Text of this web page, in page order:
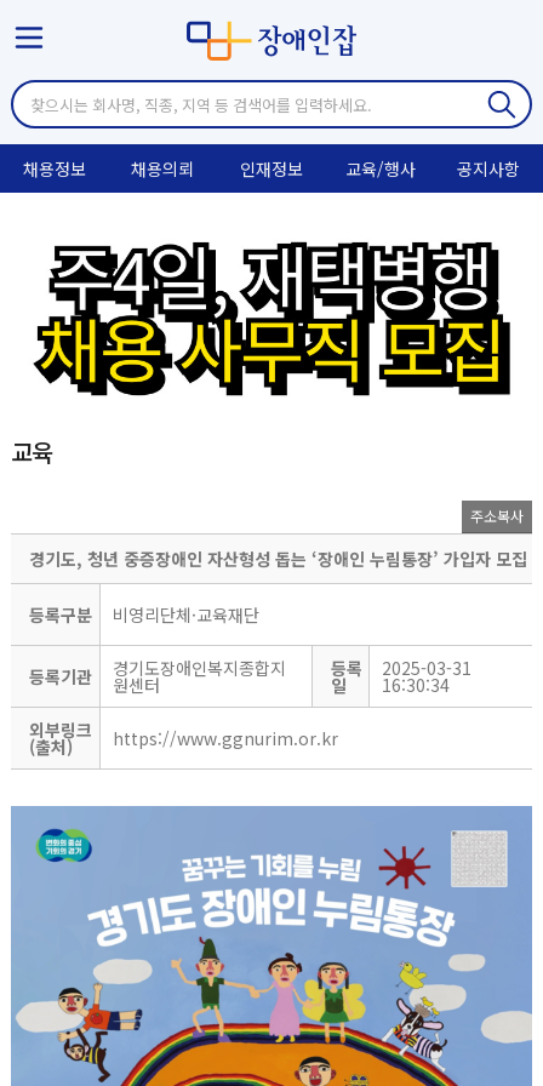
채용정보 채용의뢰 인재정보 교육/행사 공지사항
교육
주소복사
경기도, 청년 중증장애인 자산형성 돕는 ‘장애인 누림통장’ 가입자 모집
등록구분 비영리단체·교육재단
등록기관 경기도장애인복지종합지
원센터
등록
일
2025-03-31
16:30:34
외부링크
(출처) https://www.ggnurim.or.kr